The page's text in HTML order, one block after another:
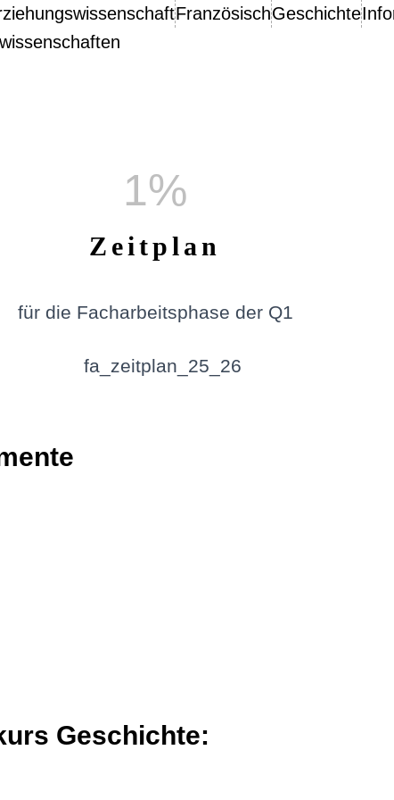
FranzösischGeschichte
Zeitplan
1%
für die Facharbeitsphase der Q1
Geschichte: